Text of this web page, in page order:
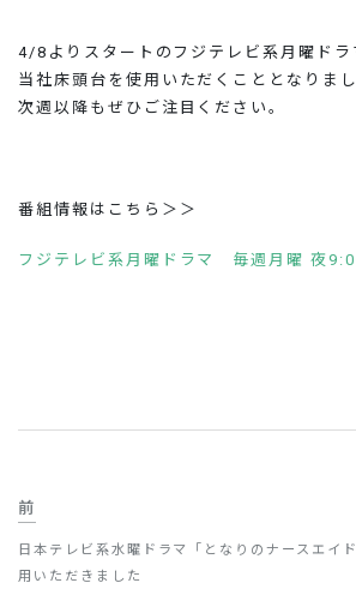
4/8よりスタートのフジテレビ系月曜ドラ
当社床頭台を使用いただくこととなりまし
次週以降もぜひご注目ください。
番組情報はこちら＞＞
フジテレビ系月曜ドラマ 毎週月曜 夜
前
日本テレビ系水曜ドラマ「となりのナースエイ
用いただきました